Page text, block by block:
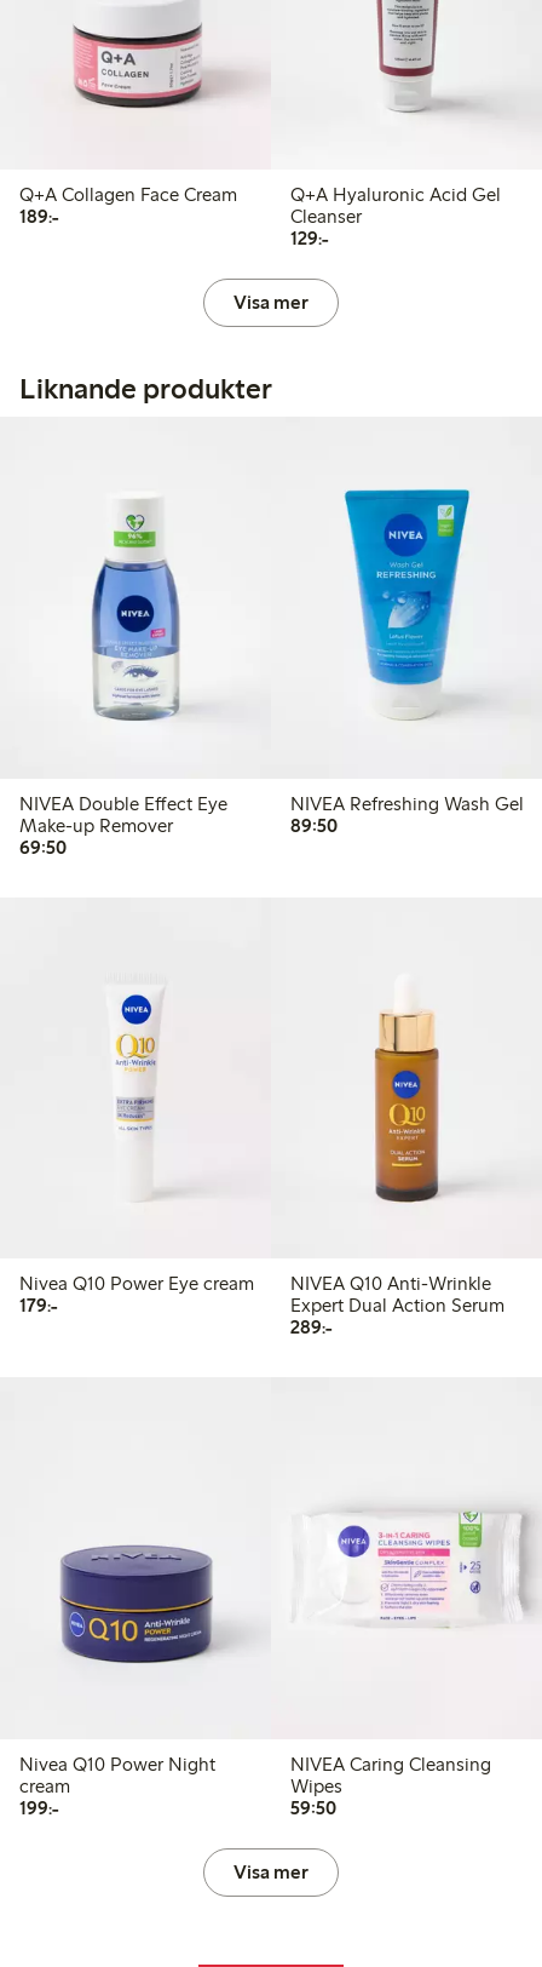
Q+A Collagen Face Cream
189:-189,00 kr
Q+A Hyaluronic Acid Gel
Cleanser
129:-129,00 kr
Visa mer
Liknande produkter
NIVEA Double Effect Eye
Make-up Remover
69:5069,50 kr
NIVEA Refreshing Wash Gel
89:5089,50 kr
Nivea Q10 Power Eye cream
179:-179,00 kr
NIVEA Q10 Anti-Wrinkle
Expert Dual Action Serum
289:-289,00 kr
Nivea Q10 Power Night
cream
199:-199,00 kr
NIVEA Caring Cleansing
Wipes
59:5059,50 kr
Visa mer